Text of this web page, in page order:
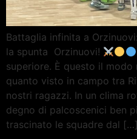
Battaglia infinita a
la spunta Orzinuovi!
superiore. È questo il
quanto visto in campo tra
nostri ragazzi. In un clima
degno di palcoscenici ben
trascinato le squadre dal […]